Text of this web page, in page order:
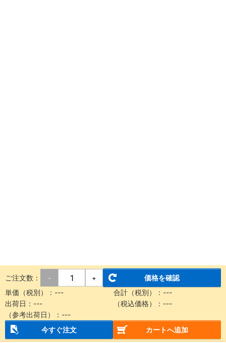
ご注文数： - +
価格を確認
単価（税別）： --- 合計（税別）： ---
出荷日： --- （税込価格）： ---
（参考出荷日）： ---
今すぐ注文
カートへ追加